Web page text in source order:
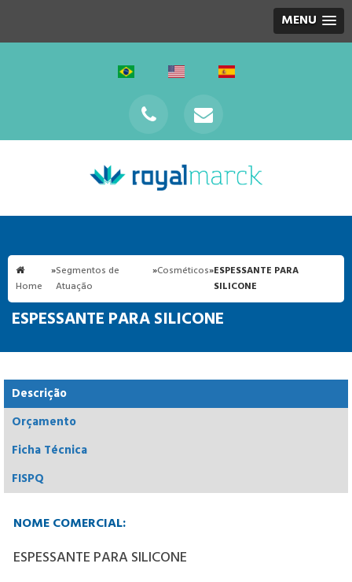
MENU
Home
»Segmentos de
Atuação
»Cosméticos»ESPESSANTE PARA
SILICONE
ESPESSANTE PARA SILICONE
Descrição
Orçamento
Ficha Técnica
FISPQ
NOME COMERCIAL:
ESPESSANTE PARA SILICONE